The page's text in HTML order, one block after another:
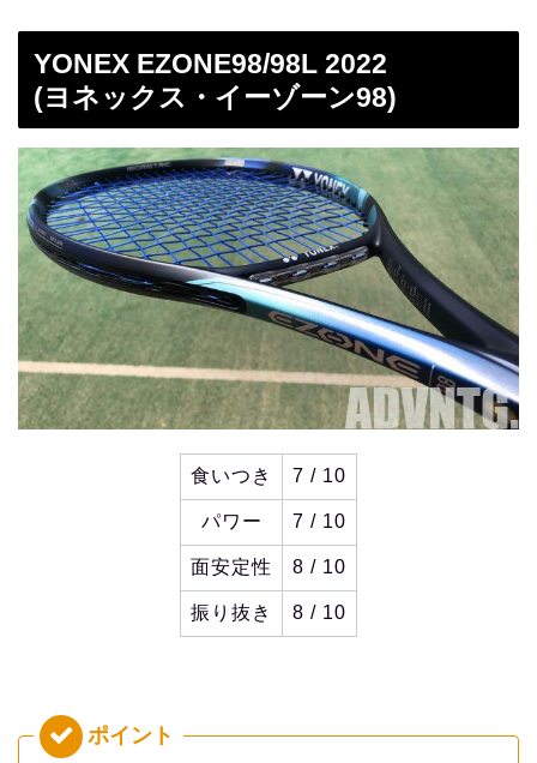
YONEX EZONE98/98L 2022
(ヨネックス・イーゾーン98)
食いつき 7 / 10
パワー 7 / 10
面安定性 8 / 10
振り抜き 8 / 10